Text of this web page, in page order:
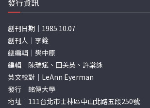
發行資訊
創刊日期｜1985.10.07
創刊人｜李銓
總編輯｜樊中原
編輯｜陳瑞斌、田美英、許棠詠
英文校對｜LeAnn Eyerman
發行｜銘傳大學
地址｜111台北市士林區中山北路五段250號